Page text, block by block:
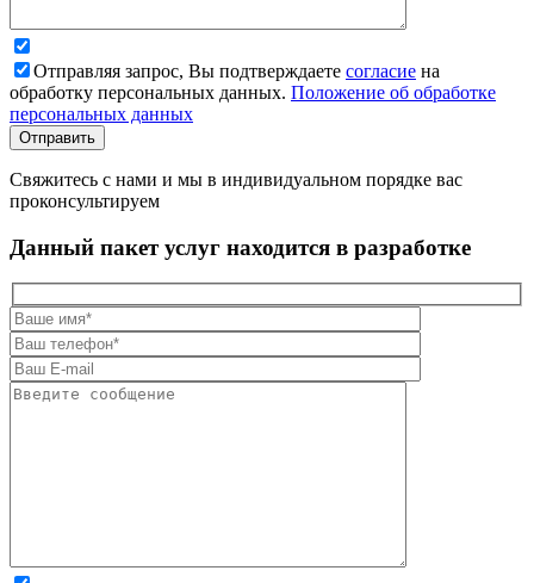
Отправляя запрос, Вы подтверждаете согласие на
обработку персональных данных. Положение об обработке
персональных данных
Свяжитесь с нами и мы в индивидуальном порядке вас
проконсультируем
Данный пакет услуг находится в разработке